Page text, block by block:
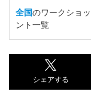
全国のワークショ
ント一覧
シェアする